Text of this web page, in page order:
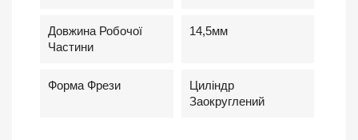
Довжина Робочої
Частини
14,5мм
Форма Фрези
Циліндр
Заокруглений